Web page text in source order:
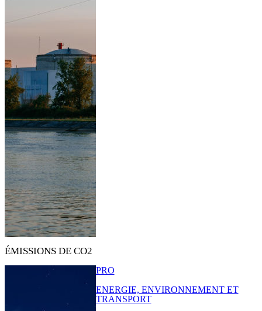
ÉMISSIONS DE CO2
PRO
ENERGIE, ENVIRONNEMENT ET
TRANSPORT